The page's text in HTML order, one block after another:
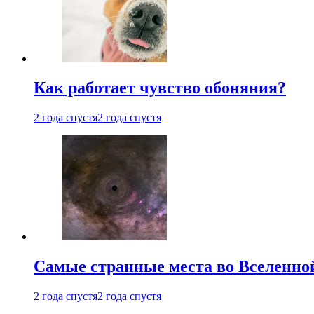
Как работает чувство обоняния?
2 года спустя2 года спустя
Самые странные места во
2 года спустя2 года спустя